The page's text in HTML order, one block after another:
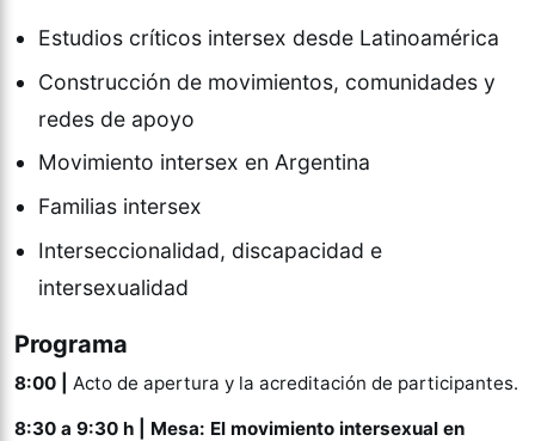
Estudios críticos intersex desde Latinoamérica
Construcción de movimientos, comunidades y
redes de apoyo
Movimiento intersex en Argentina
Familias intersex
Interseccionalidad, discapacidad e
intersexualidad
Programa
8:00 |
Acto de apertura y la acreditación de participantes.
8:30 a 9:30 h |
Mesa: El movimiento intersexual en